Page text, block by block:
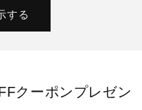
する
クーポンプレゼン